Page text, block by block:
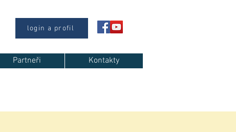
login a profil
Partneři Kontakty